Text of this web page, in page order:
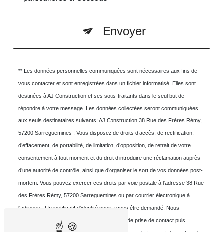
Envoyer
** Les données personnelles communiquées sont nécessaires aux fins de
vous contacter et sont enregistrées dans un fichier informatisé. Elles sont
destinées à AJ Construction et ses sous-traitants dans le seul but de
répondre à votre message. Les données collectées seront communiquées
aux seuls destinataires suivants: AJ Construction 38 Rue des Frères Rémy,
57200 Sarreguemines . Vous disposez de droits d’accès, de rectification,
d’effacement, de portabilité, de limitation, d’opposition, de retrait de votre
consentement à tout moment et du droit d’introduire une réclamation auprès
d’une autorité de contrôle, ainsi que d’organiser le sort de vos données post-
mortem. Vous pouvez exercer ces droits par voie postale à l'adresse 38 Rue
des Frères Rémy, 57200 Sarreguemines ou par courrier électronique à
l'adresse . Un justificatif d'identité pourra vous être demandé. Nous
conservons vos données pendant la période de prise de contact puis